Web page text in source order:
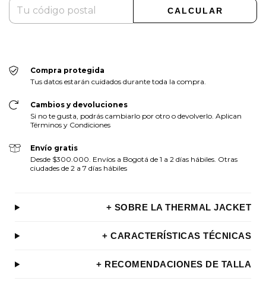
CALCULAR
Compra protegida
Tus datos estarán cuidados durante toda la compra.
Cambios y devoluciones
Si no te gusta, podrás cambiarlo por otro o devolverlo. Aplican
Términos y Condiciones
Envío gratis
Desde $300.000. Envíos a Bogotá de 1 a 2 días hábiles. Otras
ciudades de 2 a 7 días hábiles
+ SOBRE LA THERMAL JACKET
+ CARACTERÍSTICAS TÉCNICAS
+ RECOMENDACIONES DE TALLA